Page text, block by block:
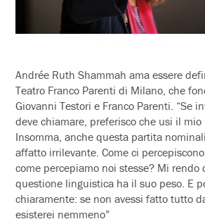
Andrée Ruth Shammah ama essere
Teatro Franco Parenti di Milano, che
Giovanni Testori e Franco Parenti. “Se
deve chiamare, preferisco che usi il mio
Insomma, anche questa partita
affatto irrilevante. Come ci
come percepiamo noi stesse? Mi rendo
questione linguistica ha il suo peso. E
chiaramente: se non avessi fatto tutto
esisterei nemmeno”